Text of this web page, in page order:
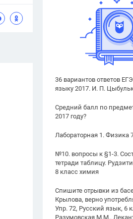
36 вариантов ответов
языку 2017. И. П.
Средний балл по
2017 году?
Лабораторная 1. Физика
№10. вопросы к §1-3.
тетради таблицу.
8 класс химия
Спишите отрывки из
Крылова, верно
Упр. 72, Русский язык, 6
Разумовская М.М.,